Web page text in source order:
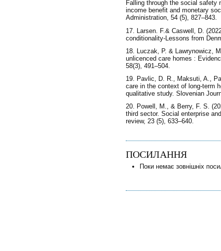
Falling through the social safety
income benefit and monetary
Administration, 54 (5), 827–843.
17. Larsen. F.& Caswell, D.
conditionality-Lessons from
18. Luczak, P. & Lawrynowicz,
unlicenced care homes :
58(3), 491–504.
19. Pavlic, D. R., Maksuti, A.,
care in the context of long-term
qualitative study. Slovenian
20. Powell, M., & Berry, F. S.
third sector. Social enterprise
review, 23 (5), 633–640.
ПОСИЛАННЯ
Поки немає зовнішніх